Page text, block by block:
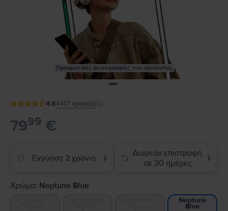
Πραγματικές φωτογραφίες του προϊόντος
4.84417 κριτικές
7999 €
Εγγύηση 2 χρόνια ❯
Δωρεάν επιστροφή
σε 30 ημέρες
❯
Χρώμα: Neptune Blue
Neptune
Blue